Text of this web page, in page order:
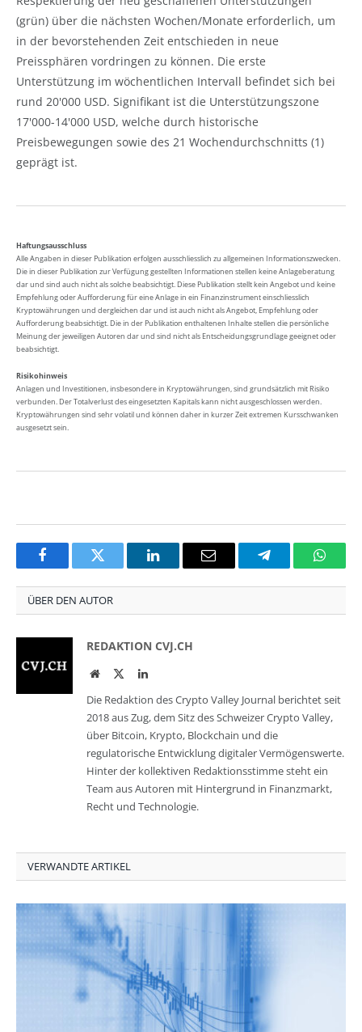
(grün) über die nächsten Wochen/Monate erforderlich, um
in der bevorstehenden Zeit entschieden in neue
Preissphären vordringen zu können. Die erste
Unterstützung im wöchentlichen Intervall befindet sich bei
rund 20'000 USD. Signifikant ist die Unterstützungszone
17'000-14'000 USD, welche durch historische
Preisbewegungen sowie des 21 Wochendurchschnitts (1)
geprägt ist.
Haftungsausschluss
Alle Angaben in dieser Publikation erfolgen ausschliesslich zu allgemeinen Informationszwecken.
Die in dieser Publikation zur Verfügung gestellten Informationen stellen keine Anlageberatung
dar und sind auch nicht als solche beabsichtigt. Diese Publikation stellt kein Angebot und keine
Empfehlung oder Aufforderung für eine Anlage in ein Finanzinstrument einschliesslich
Kryptowährungen und dergleichen dar und ist auch nicht als Angebot, Empfehlung oder
Aufforderung beabsichtigt. Die in der Publikation enthaltenen Inhalte stellen die persönliche
Meinung der jeweiligen Autoren dar und sind nicht als Entscheidungsgrundlage geeignet oder
beabsichtigt.
Risikohinweis
Anlagen und Investitionen, insbesondere in Kryptowährungen, sind grundsätzlich mit Risiko
verbunden. Der Totalverlust des eingesetzten Kapitals kann nicht ausgeschlossen werden.
Kryptowährungen sind sehr volatil und können daher in kurzer Zeit extremen Kursschwanken
ausgesetzt sein.
FacebookTwitter LinkedInEmail Telegram
ÜBER DEN AUTOR
REDAKTION CVJ.CH
WebsiteTwitterLinkedIn
Die Redaktion des Crypto Valley Journal berichtet seit
2018 aus Zug, dem Sitz des Schweizer Crypto Valley,
über Bitcoin, Krypto, Blockchain und die
regulatorische Entwicklung digitaler Vermögenswerte.
Hinter der kollektiven Redaktionsstimme steht ein
Team aus Autoren mit Hintergrund in Finanzmarkt,
Recht und Technologie.
VERWANDTE ARTIKEL